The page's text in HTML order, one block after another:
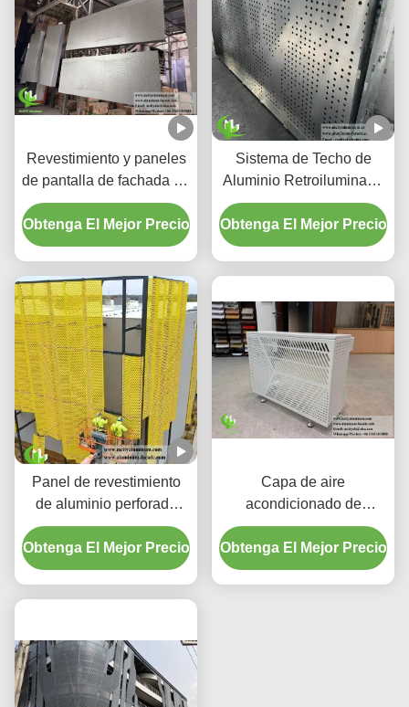
Revestimiento y paneles
de pantalla de fachada de
aluminio perforado con
gradiente personalizado
Obtenga El Mejor Precio
Sistema de Techo de
Aluminio Retroiluminado
Perforado Personalizado
con Carcasa LED
Integrada y Patrones
Obtenga El Mejor Precio
Panel de revestimiento
de aluminio perforado
CNC a medida con
aleación 3003 H14/H24 y
revestimiento PVDF para
Obtenga El Mejor Precio
Capa de aire
acondicionado de
aluminio de primera
calidad.
Obtenga El Mejor Precio